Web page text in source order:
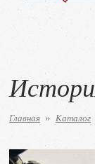
Главная » Каталог